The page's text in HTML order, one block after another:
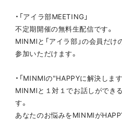
・「アイラ部MEETING」
不定期開催の無料生配信です。
MINMIと「アイラ部」の会員だ
参加いただけます。
・「MINMIの"HAPPYに解決します
MINMIと１対１でお話しができ
す。
あなたのお悩みをMINMIが